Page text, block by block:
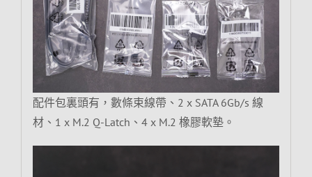
配件包裏頭有，數條束線帶、2 x SATA 6Gb/s 線
材、1 x M.2 Q-Latch、4 x M.2 橡膠軟墊。